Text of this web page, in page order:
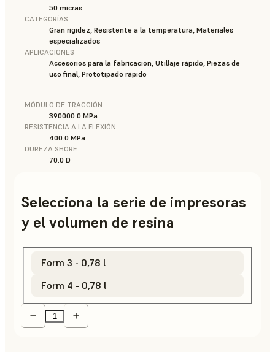
50 micras
CATEGORÍAS
Gran rigidez, Resistente a la temperatura, Materiales
especializados
APLICACIONES
Accesorios para la fabricación, Utillaje rápido, Piezas de
uso final, Prototipado rápido
MÓDULO DE TRACCIÓN
390000.0 MPa
RESISTENCIA A LA FLEXIÓN
400.0 MPa
DUREZA SHORE
70.0 D
Selecciona la serie de impresoras
y el volumen de resina
Form 3 - 0,78 l
Form 4 - 0,78 l